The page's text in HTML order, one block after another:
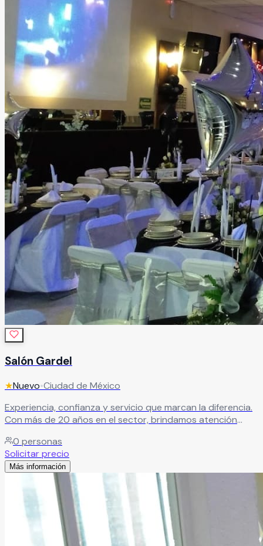
Salón Gardel
★Nuevo•Ciudad de México
Experiencia, confianza y servicio que marcan la diferencia.
Con más de 20 años en el sector, brindamos atención
exitosos.Leer más
0 personas
Solicitar precio
Más información